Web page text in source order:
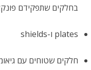
בחלקים שתפקידם
plates ו-shields
חלקים שטוחים עם